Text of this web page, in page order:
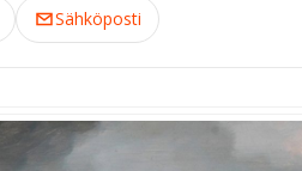
Sähköposti